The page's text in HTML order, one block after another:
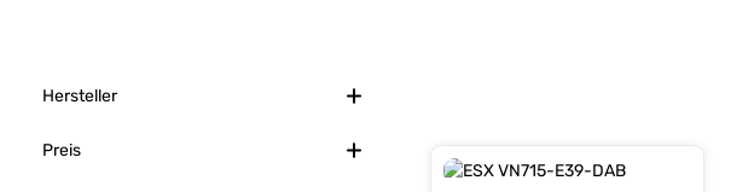
Hersteller
Preis